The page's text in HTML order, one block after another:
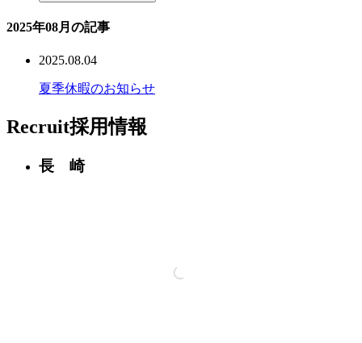
2025年08月の記事
2025.08.04
夏季休暇のお知らせ
Recruit採用情報
長 崎